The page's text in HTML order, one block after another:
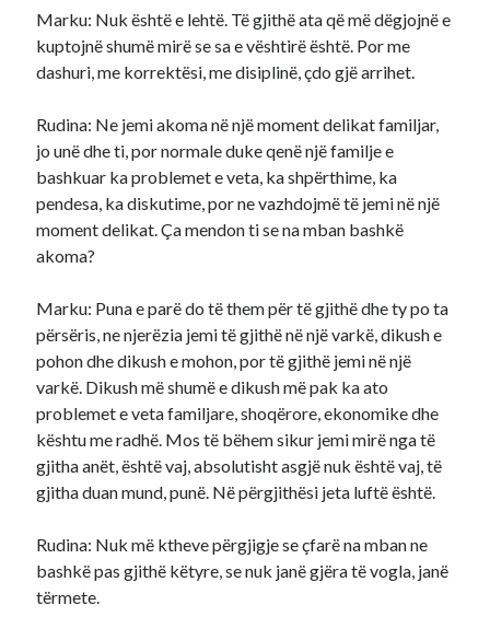
Marku: Nuk është e lehtë. Të gjithë ata që më dëgjojnë e
kuptojnë shumë mirë se sa e vështirë është. Por me
dashuri, me korrektësi, me disiplinë, çdo gjë arrihet.
Rudina: Ne jemi akoma në një moment delikat familjar,
jo unë dhe ti, por normale duke qenë një familje e
bashkuar ka problemet e veta, ka shpërthime, ka
pendesa, ka diskutime, por ne vazhdojmë të jemi në një
moment delikat. Ça mendon ti se na mban bashkë
akoma?
Marku: Puna e parë do të them për të gjithë dhe ty po ta
përsëris, ne njerëzia jemi të gjithë në një varkë, dikush e
pohon dhe dikush e mohon, por të gjithë jemi në një
varkë. Dikush më shumë e dikush më pak ka ato
problemet e veta familjare, shoqërore, ekonomike dhe
kështu me radhë. Mos të bëhem sikur jemi mirë nga të
gjitha anët, është vaj, absolutisht asgjë nuk është vaj, të
gjitha duan mund, punë. Në përgjithësi jeta luftë është.
Rudina: Nuk më ktheve përgjigje se çfarë na mban ne
bashkë pas gjithë këtyre, se nuk janë gjëra të vogla, janë
tërmete.